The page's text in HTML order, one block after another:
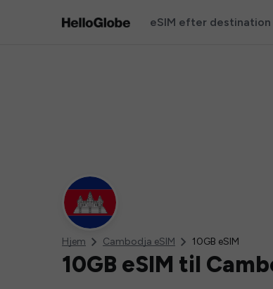
eSIM efter destination
Hjem Cambodja eSIM 10GB eSIM
10GB eSIM til